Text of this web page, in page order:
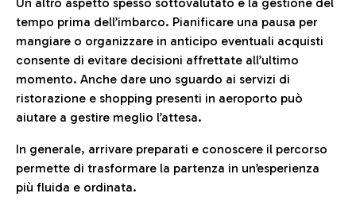
tempo prima dell’imbarco. Pianificare una pausa per
mangiare o organizzare in anticipo eventuali acquisti
consente di evitare decisioni affrettate all’ultimo
momento. Anche dare uno sguardo ai servizi di
ristorazione e shopping presenti in aeroporto può
aiutare a gestire meglio l’attesa.
In generale, arrivare preparati e conoscere il percorso
permette di trasformare la partenza in un’esperienza
più fluida e ordinata.